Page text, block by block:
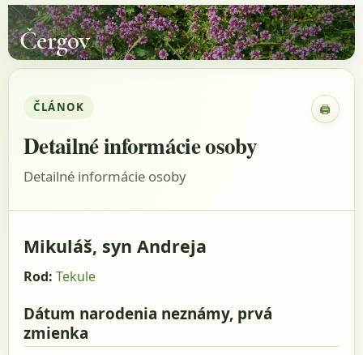
Čergov
ČLÁNOK 🖨
Detailné informácie osoby
Detailné informácie osoby
Mikuláš, syn Andreja
Rod: Tekule
Dátum narodenia neznámy, prvá
zmienka